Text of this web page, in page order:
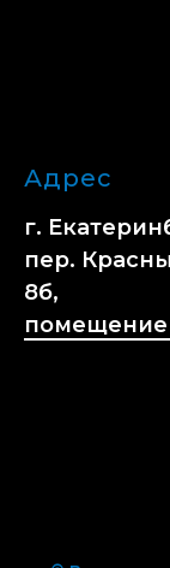
Адрес
г.
пер.
8б,
помещение